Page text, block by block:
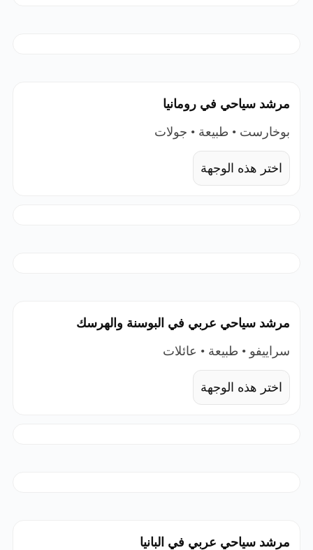
مرشد سياحي في رومانيا
بوخارست • طبيعة • جولات
اختر هذه الوجهة
مرشد سياحي عربي في البوسنة والهرسك
سراييفو • طبيعة • عائلات
اختر هذه الوجهة
مرشد سياحي عربي في البانيا